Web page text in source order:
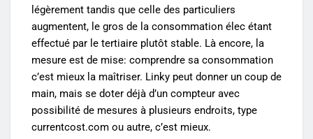
légèrement tandis que celle des particuliers
augmentent, le gros de la consommation élec étant
effectué par le tertiaire plutôt stable. Là encore, la
mesure est de mise: comprendre sa consommation
c’est mieux la maîtriser. Linky peut donner un coup de
main, mais se doter déjà d’un compteur avec
possibilité de mesures à plusieurs endroits, type
currentcost.com ou autre, c’est mieux.